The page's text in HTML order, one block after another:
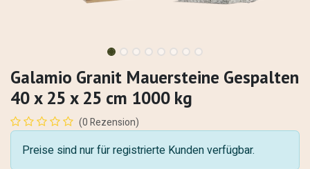
Galamio Granit Mauersteine Gespalten
40 x 25 x 25 cm 1000 kg
(0 Rezension)
Preise sind nur für registrierte Kunden verfügbar.